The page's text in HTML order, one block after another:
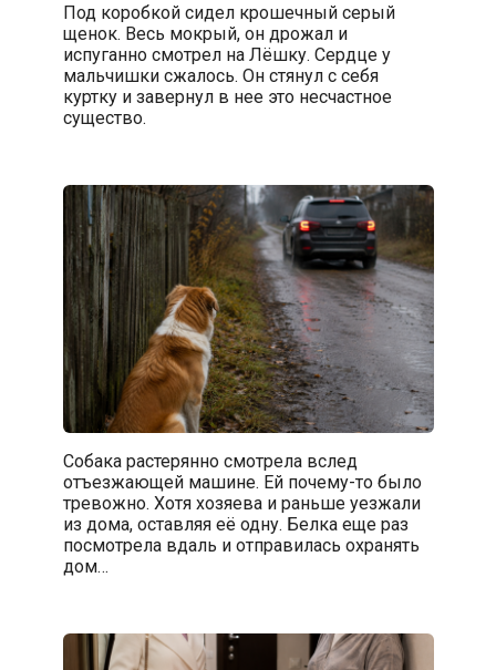
Под коробкой сидел крошечный серый
щенок. Весь мокрый, он дрожал и
испуганно смотрел на Лёшку. Сердце у
мальчишки сжалось. Он стянул с себя
куртку и завернул в нее это несчастное
существо.
Собака растерянно смотрела вслед
отъезжающей машине. Ей почему-то было
тревожно. Хотя хозяева и раньше уезжали
из дома, оставляя её одну. Белка еще раз
посмотрела вдаль и отправилась охранять
дом…